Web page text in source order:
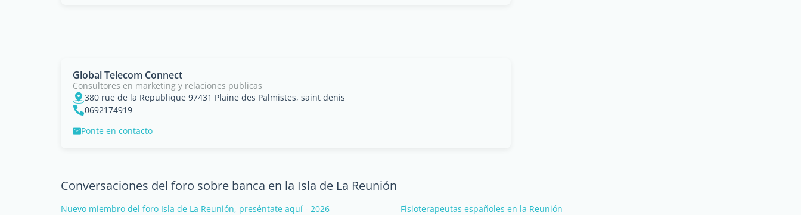
Global Telecom Connect
Consultores en marketing y relaciones publicas
380 rue de la Republique 97431 Plaine des Palmistes, saint denis
0692174919
Ponte en contacto
Conversaciones del foro sobre banca en la Isla de La Reunión
Nuevo miembro del foro Isla de La Reunión, preséntate aquí - 2026
Fisioterapeutas españoles en la Reunión